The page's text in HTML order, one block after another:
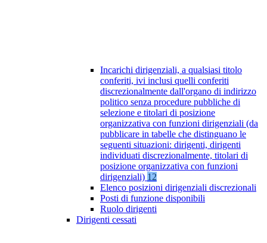
Incarichi dirigenziali, a qualsiasi titolo
conferiti, ivi inclusi quelli conferiti
discrezionalmente dall'organo di indirizzo
politico senza procedure pubbliche di
selezione e titolari di posizione
organizzativa con funzioni dirigenziali (da
pubblicare in tabelle che distinguano le
seguenti situazioni: dirigenti, dirigenti
individuati discrezionalmente, titolari di
posizione organizzativa con funzioni
dirigenziali) 12
Elenco posizioni dirigenziali discrezionali
Posti di funzione disponibili
Ruolo dirigenti
Dirigenti cessati